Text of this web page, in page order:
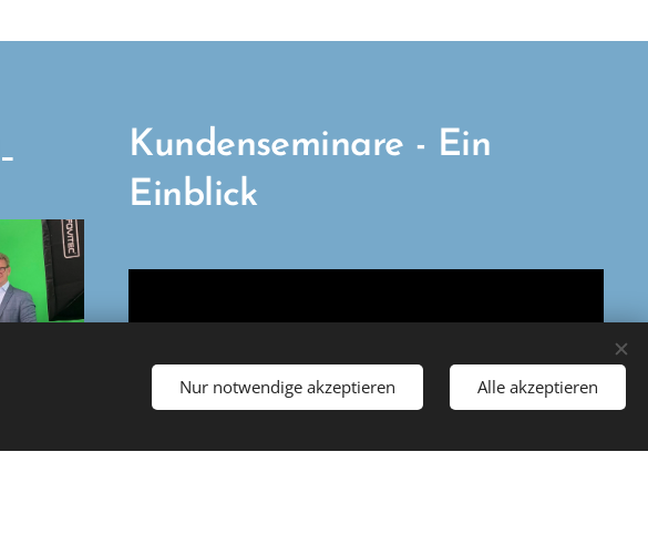
Kundenseminare - Ein
Einblick
Nur notwendige akzeptieren Alle akzeptieren